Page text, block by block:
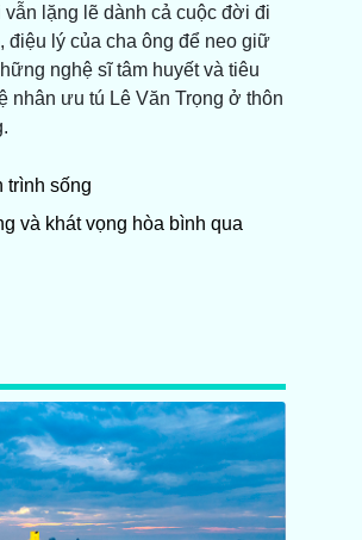
lặng lẽ dành cả cuộc đời đi
điệu lý của cha ông để neo giữ
nghệ sĩ tâm huyết và tiêu
nhân ưu tú Lê Văn Trọng ở thôn
trình sống
và khát vọng hòa bình qua